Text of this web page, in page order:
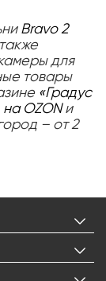
Bravo 2
для
товары
«Градус
на OZONи
– от 2